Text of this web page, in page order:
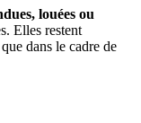
louées ou
Elles restent
dans le cadre de